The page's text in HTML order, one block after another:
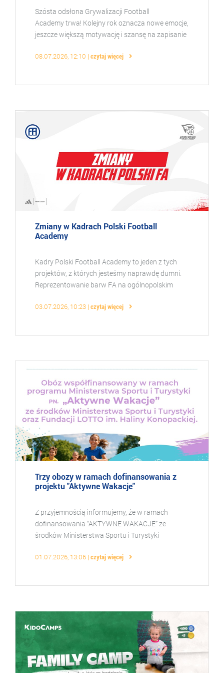
Szósta odsłona Grywalizacji Football
Academy trwa! Kolejny rok oznacza nowe emocje,
jeszcze większą motywację i szansę na zapisanie
wyjątkowy proj ...
08.07.2026, 12:10 czytaj więcej
Zmiany w Kadrach Polski Football
Academy
Kadry Polski Football Academy to jeden z tych
projektów, z których jesteśmy naprawdę dumni.
Reprezentowanie barw FA na ogólnopolskim
zawodników, jak i d ...
03.07.2026, 10:23 czytaj więcej
Trzy obozy w ramach dofinansowania z
projektu "Aktywne Wakacje"
Z przyjemnością informujemy, że w ramach
dofinansowania “AKTYWNE WAKACJE” ze
środków Ministerstwa Sportu i Turystyki
Uniejowie - turnus I” w terminie 19. ...
01.07.2026, 13:06 czytaj więcej